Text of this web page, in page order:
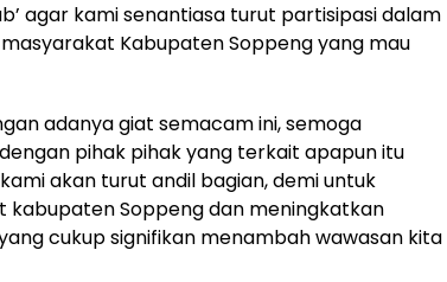
agar kami senantiasa turut partisipasi dalam
Kabupaten Soppeng yang mau
adanya giat semacam ini, semoga
pihak pihak yang terkait apapun itu
akan turut andil bagian, demi untuk
Soppeng dan meningkatkan
cukup signifikan menambah wawasan kita